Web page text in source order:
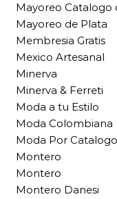
Mayoreo Catalogo
Mayoreo de Plata
Membresia Gratis
Mexico Artesanal
Minerva
Minerva & Ferreti
Moda a tu Estilo
Moda Colombiana
Moda Por Catalogo
Montero
Montero
Montero Danesi